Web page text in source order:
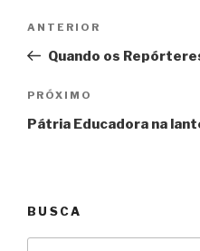
Post
Anterior
ANTERIOR
Quando os
Próximo
PRÓXIMO
Pátria Educadora na
BUSCA